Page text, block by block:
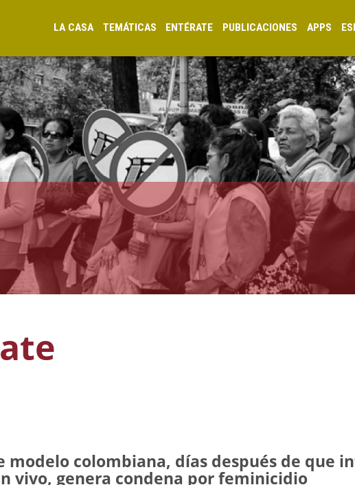
LA CASA TEMÁTICAS ENTÉRATE PUBLICACIONES APPS
modelo colombiana, días después de que
vivo, genera condena por feminicidio